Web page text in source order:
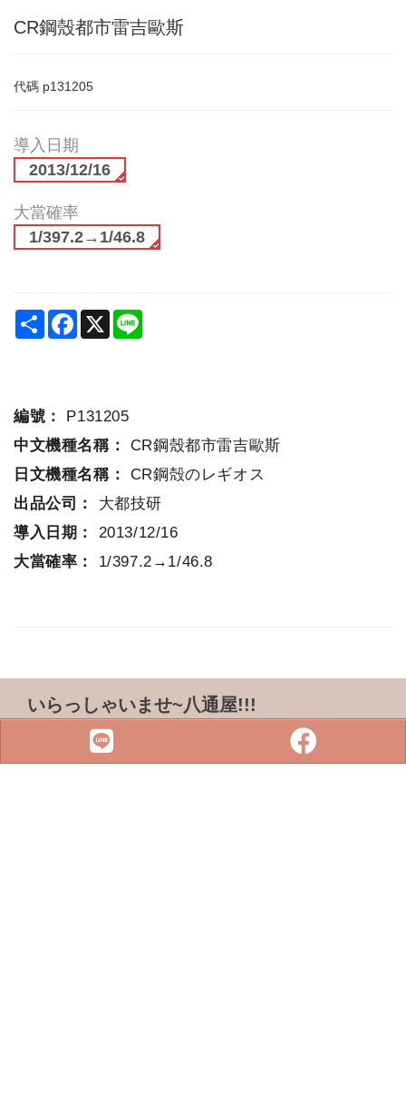
CR鋼殼都市雷吉歐斯
代碼 p131205
導入日期
2013/12/16
大當確率
1/397.2→1/46.8
ShareFacebook
X
編號：
P131205
中文機種名稱： CR鋼殼都市雷吉歐斯
日文機種名稱： CR鋼殻のレギオス
出品公司： 大都技研
導入日期： 2013/12/16
大當確率： 1/397.2→1/46.8
いらっしゃいませ~八通屋!!!
ADDRESS & TEL
電話 :07-3733316